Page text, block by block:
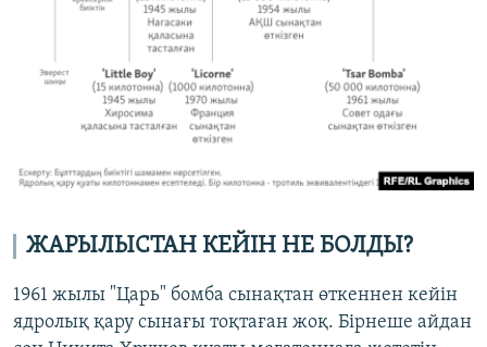
ЖАРЫЛЫСТАН КЕЙІН НЕ БОЛДЫ?
1961 жылы "Царь" бомба сынақтан өткеннен кейін
ядролық қару сынағы тоқтаған жоқ. Бірнеше айдан